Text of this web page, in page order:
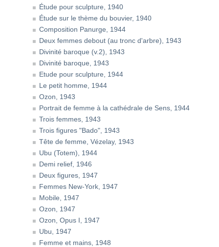
Étude pour sculpture, 1940
Étude sur le thème du bouvier, 1940
Composition Panurge, 1944
Deux femmes debout (au tronc d'arbre), 1943
Divinité baroque (v.2), 1943
Divinité baroque, 1943
Etude pour sculpture, 1944
Le petit homme, 1944
Ozon, 1943
Portrait de femme à la cathédrale de Sens, 1944
Trois femmes, 1943
Trois figures "Bado", 1943
Tête de femme, Vézelay, 1943
Ubu (Totem), 1944
Demi relief, 1946
Deux figures, 1947
Femmes New-York, 1947
Mobile, 1947
Ozon, 1947
Ozon, Opus I, 1947
Ubu, 1947
Femme et mains, 1948